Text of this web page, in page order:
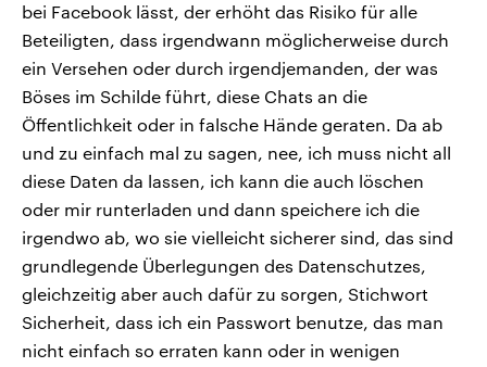
bei Facebook lässt, der erhöht das Risiko für alle
Beteiligten, dass irgendwann möglicherweise durch
ein Versehen oder durch irgendjemanden, der was
Böses im Schilde führt, diese Chats an die
Öffentlichkeit oder in falsche Hände geraten. Da ab
und zu einfach mal zu sagen, nee, ich muss nicht all
diese Daten da lassen, ich kann die auch löschen
oder mir runterladen und dann speichere ich die
irgendwo ab, wo sie vielleicht sicherer sind, das sind
grundlegende Überlegungen des Datenschutzes,
gleichzeitig aber auch dafür zu sorgen, Stichwort
Sicherheit, dass ich ein Passwort benutze, das man
nicht einfach so erraten kann oder in wenigen